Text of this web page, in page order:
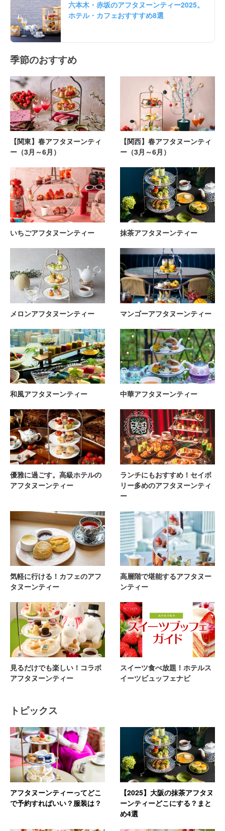
六本木・赤坂のアフタヌーンティー2025。
ホテル・カフェおすすすめ8選
季節のおすすめ
【関東】春アフタヌーンティ
ー（3月～6月）
【関西】春アフタヌーンティ
ー（3月～6月）
いちごアフタヌーンティー 抹茶アフタヌーンティー
メロンアフタヌーンティー マンゴーアフタヌーンティー
和風アフタヌーンティー 中華アフタヌーンティー
優雅に過ごす。高級ホテルの
アフタヌーンティー
ランチにもおすすめ！セイボ
リー多めのアフタヌーンティ
ー
気軽に行ける！カフェのアフ
タヌーンティー
高層階で堪能するアフタヌー
ンティー
見るだけでも楽しい！コラボ
アフタヌーンティー
スイーツ食べ放題！ホテルス
イーツビュッフェナビ
トピックス
アフタヌーンティーってどこ
で予約すればいい？服装は？
【2025】大阪の抹茶アフタヌ
ーンティーどこにする？まと
め4選